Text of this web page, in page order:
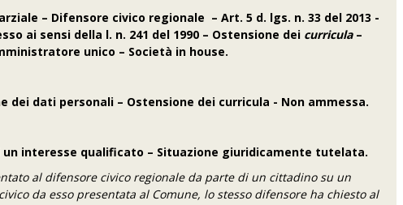
– Difensore civico regionale – Art. 5 d. lgs. n. 33 del 2013 -
ai sensi della l. n. 241 del 1990 – Ostensione dei curricula–
unico – Società in house.
dei dati personali – Ostensione dei curricula - Non ammessa.
interesse qualificato – Situazione giuridicamente tutelata.
al difensore civico regionale da parte di un cittadino su un
da esso presentata al Comune, lo stesso difensore ha chiesto al